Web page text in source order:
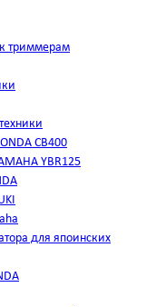
триммерам
CB400
YBR125
для япоинских